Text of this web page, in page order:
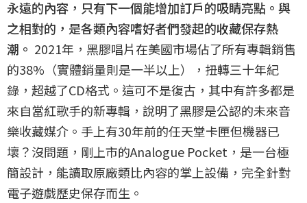
永遠的內容，只有下一個能增加訂戶的吸睛亮點。與
之相對的，是各類內容嗜好者們發起的收藏保存熱
潮。 2021年，黑膠唱片在美國市場佔了所有專輯銷售
的38%（實體銷量則是一半以上），扭轉三十年紀
錄，超越了CD格式。這可不是復古，其中有許多都是
來自當紅歌手的新專輯，說明了黑膠是公認的未來音
樂收藏媒介。手上有30年前的任天堂卡匣但機器已
壞？沒問題，剛上市的Analogue Pocket，是一台極
簡設計，能讀取原廠類比內容的掌上設備，完全針對
電子遊戲歷史保存而生。